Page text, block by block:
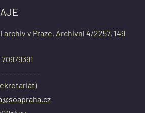
archiv v Praze, Archivní 4/2257, 149